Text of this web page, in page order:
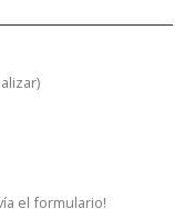
)
el formulario!